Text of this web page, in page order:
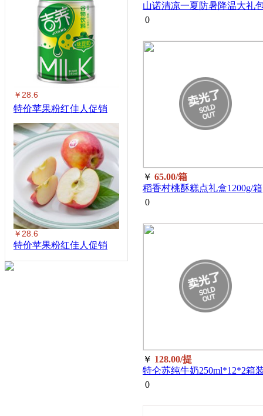
￥28.6
特价苹果粉红佳人促销
￥28.6
特价苹果粉红佳人促销
山诺清凉一夏防暑降温大礼
2140g/箱
0
￥ 65.00/箱
稻香村桃酥糕点礼盒1200g/箱
0
￥ 128.00/提
特仑苏纯牛奶250ml*12*2箱
提
0